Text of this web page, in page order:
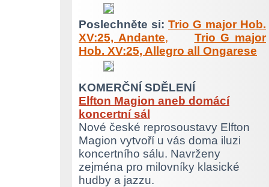
Poslechněte si: Trio G major Hob.
XV:25, Andante, Trio G major
Hob. XV:25, Allegro all Ongarese
KOMERČNÍ SDĚLENÍ
Elfton Magion aneb domácí
koncertní sál
Nové české reprosoustavy Elfton
Magion vytvoří u vás doma iluzi
koncertního sálu. Navrženy
zejména pro milovníky klasické
hudby a jazzu.